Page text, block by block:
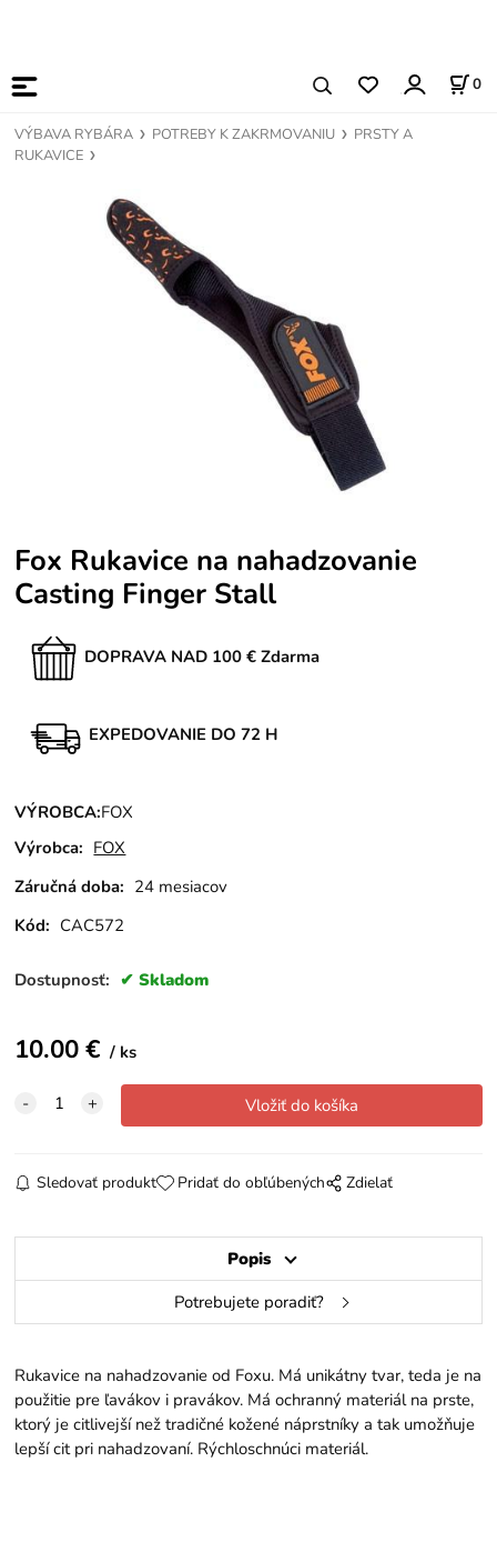
0
VÝBAVA RYBÁRA POTREBY K ZAKRMOVANIU
PRSTY A
RUKAVICE
Fox Rukavice na nahadzovanie
Casting Finger Stall
DOPRAVA NAD 100 € Zdarma
EXPEDOVANIE DO 72 H
VÝROBCA:FOX
Výrobca: FOX
Záručná doba: 24 mesiacov
Kód: CAC572
Dostupnosť: Skladom
10.00€ ks
Sledovať produkt Pridať do obľúbených Zdielať
Popis
Potrebujete poradiť?
Rukavice na nahadzovanie od Foxu. Má unikátny tvar, teda je na
použitie pre ľavákov i pravákov. Má ochranný materiál na prste,
ktorý je citlivejší než tradičné kožené náprstníky a tak umožňuje
lepší cit pri nahadzovaní. Rýchloschnúci materiál.